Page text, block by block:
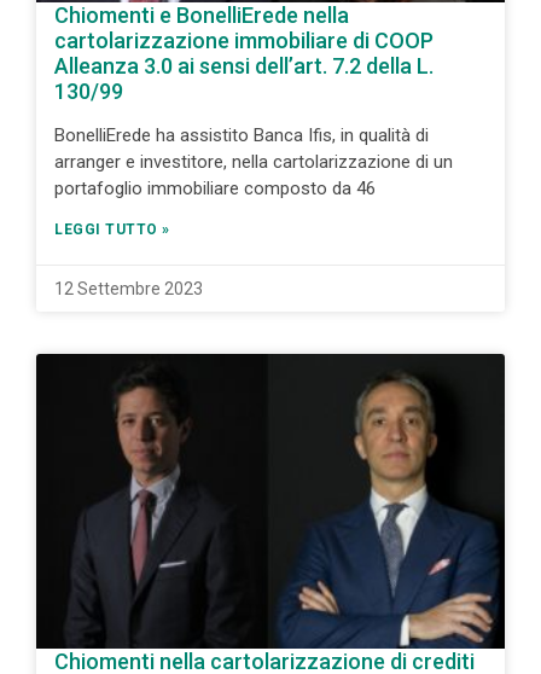
Chiomenti e BonelliErede nella
cartolarizzazione immobiliare di COOP
Alleanza 3.0 ai sensi dell’art. 7.2 della L.
130/99
BonelliErede ha assistito Banca Ifis, in qualità di
arranger e investitore, nella cartolarizzazione di un
portafoglio immobiliare composto da 46
LEGGI TUTTO »
12 Settembre 2023
Chiomenti nella cartolarizzazione di crediti